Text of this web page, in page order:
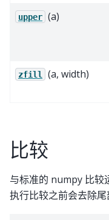
upper (a)
zfill (a, width)
比较
与标准的 numpy 比较
执行比较之前会去除